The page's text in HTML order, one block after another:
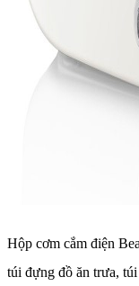
Hộp cơm cắm điện
túi đựng đồ ăn trưa,